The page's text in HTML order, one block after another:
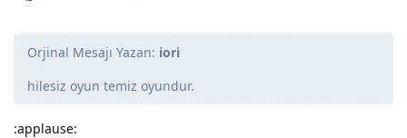
Orjinal Mesajı Yazan: iori
hilesiz oyun temiz oyundur.
:applause: